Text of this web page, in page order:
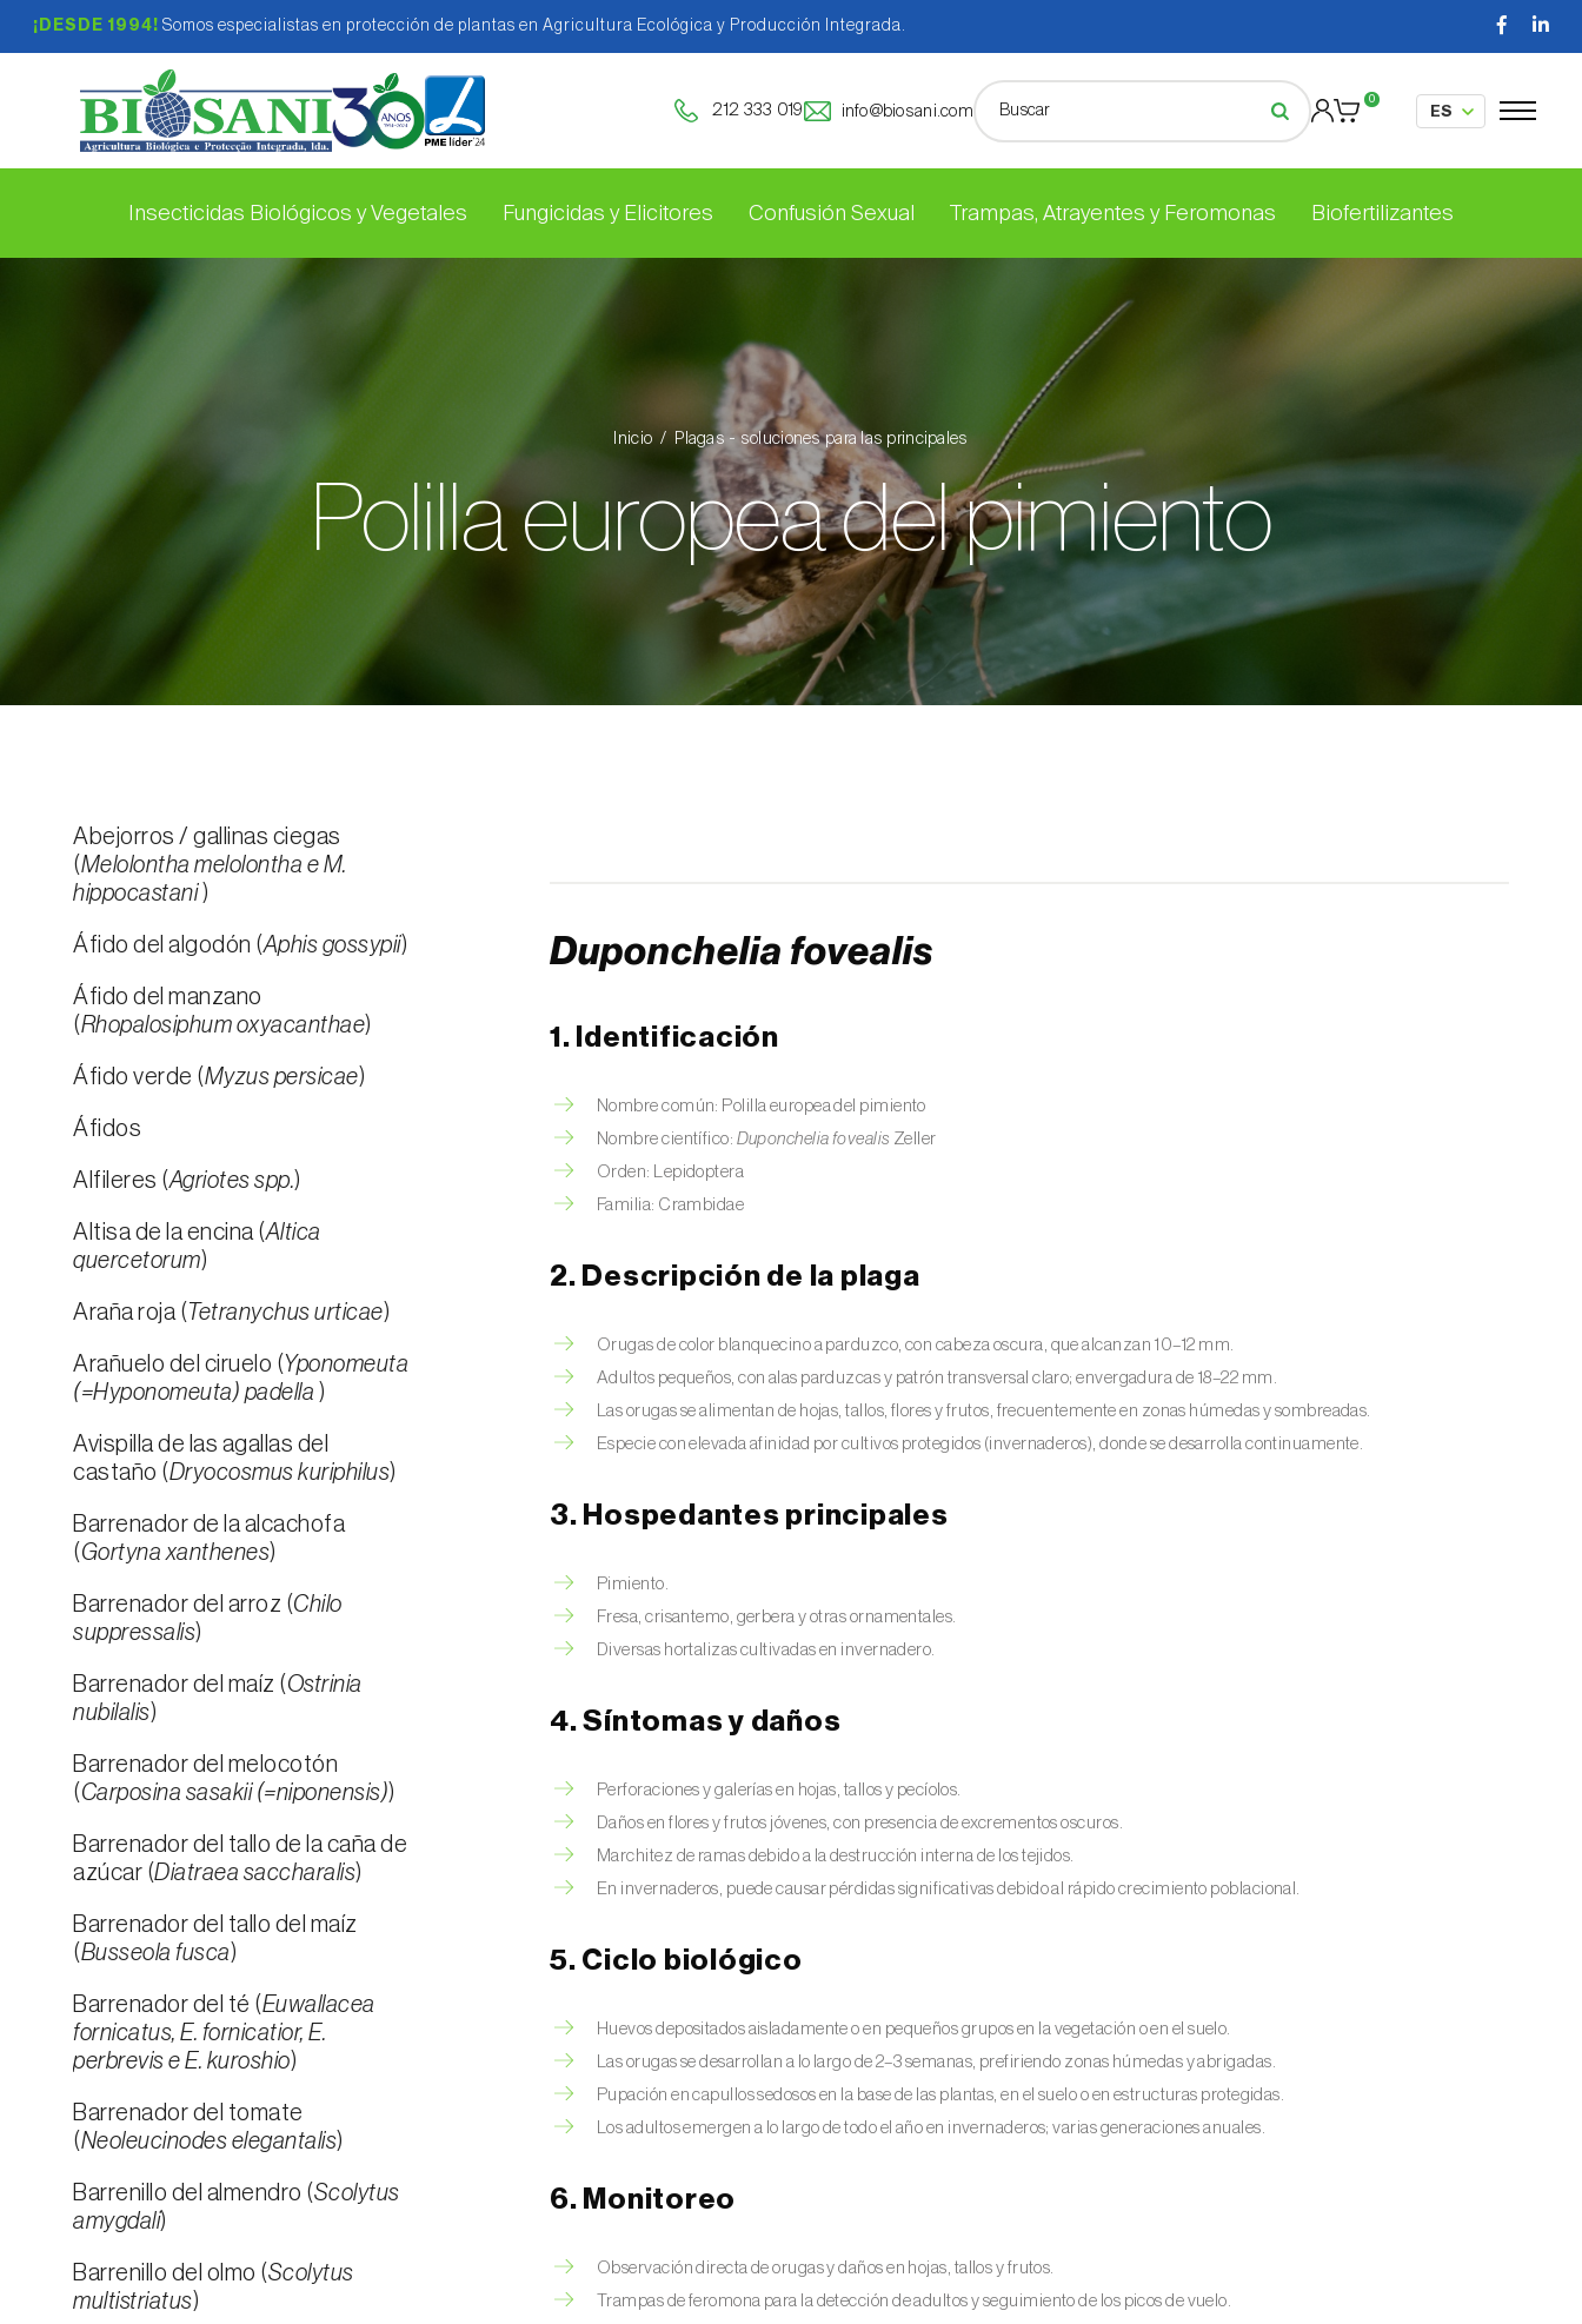
¡DESDE 1994! Somos especialistas en protección de plantas en Agricultura Ecológica y Producción Integrada.
212 333 019 info@biosani.com
0
Insecticidas Biológicos y Vegetales Fungicidas y Elicitores Confusión Sexual Trampas, Atrayentes y Feromonas Biofertilizantes
Inicio Plagas - soluciones para las principales
Polilla europea del pimiento
Abejorros / gallinas ciegas
(Melolontha melolontha e M.
hippocastani )
Áfido del algodón (Aphis gossypii)
Áfido del manzano
(Rhopalosiphum oxyacanthae)
Áfido verde (Myzus persicae)
Áfidos
Alfileres (Agriotes spp.)
Altisa de la encina (Altica
quercetorum)
Araña roja ( Tetranychus urticae)
Arañuelo del ciruelo (Yponomeuta
(=Hyponomeuta) padella )
Avispilla de las agallas del
castaño (Dryocosmus kuriphilus)
Barrenador de la alcachofa
(Gortyna xanthenes)
Barrenador del arroz (Chilo
suppressalis)
Barrenador del maíz (Ostrinia
nubilalis)
Barrenador del melocotón
(Carposina sasakii (=niponensis))
Barrenador del tallo de la caña de
azúcar (Diatraea saccharalis)
Barrenador del tallo del maíz
(Busseola fusca)
Barrenador del té (Euwallacea
fornicatus, E. fornicatior, E.
perbrevis e E. kuroshio)
Barrenador del tomate
(Neoleucinodes elegantalis)
Barrenillo del almendro (Scolytus
amygdali)
Barrenillo del olmo (Scolytus
multistriatus)
Duponchelia fovealis
1. Identificación
Nombre común: Polilla europea del pimiento
Nombre científico: Duponchelia fovealis Zeller
Orden: Lepidoptera
Familia: Crambidae
2. Descripción de la plaga
Orugas de color blanquecino a parduzco, con cabeza oscura, que alcanzan 10–12 mm.
Adultos pequeños, con alas parduzcas y patrón transversal claro; envergadura de 18–22 mm.
Las orugas se alimentan de hojas, tallos, flores y frutos, frecuentemente en zonas húmedas y sombreadas.
Especie con elevada afinidad por cultivos protegidos (invernaderos), donde se desarrolla continuamente.
3. Hospedantes principales
Pimiento.
Fresa, crisantemo, gerbera y otras ornamentales.
Diversas hortalizas cultivadas en invernadero.
4. Síntomas y daños
Perforaciones y galerías en hojas, tallos y pecíolos.
Daños en flores y frutos jóvenes, con presencia de excrementos oscuros.
Marchitez de ramas debido a la destrucción interna de los tejidos.
En invernaderos, puede causar pérdidas significativas debido al rápido crecimiento poblacional.
5. Ciclo biológico
Huevos depositados aisladamente o en pequeños grupos en la vegetación o en el suelo.
Las orugas se desarrollan a lo largo de 2–3 semanas, prefiriendo zonas húmedas y abrigadas.
Pupación en capullos sedosos en la base de las plantas, en el suelo o en estructuras protegidas.
Los adultos emergen a lo largo de todo el año en invernaderos; varias generaciones anuales.
6. Monitoreo
Observación directa de orugas y daños en hojas, tallos y frutos.
Trampas de feromona para la detección de adultos y seguimiento de los picos de vuelo.